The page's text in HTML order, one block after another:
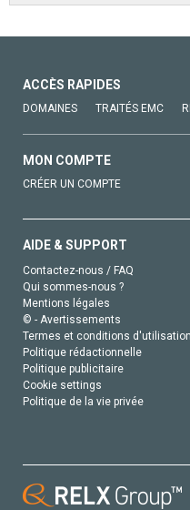
ACCÈS RAPIDES
DOMAINES TRAITÉS EMC
MON COMPTE
CRÉER UN COMPTE
AIDE & SUPPORT
Contactez-nous / FAQ
Qui sommes-nous ?
Mentions légales
© - Avertissements
Termes et conditions d'utilisation
Politique rédactionnelle
Politique publicitaire
Cookie settings
Politique de la vie privée